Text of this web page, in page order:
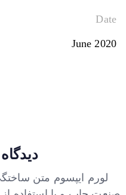
Date
June 2020
لورم ایپسوم متن